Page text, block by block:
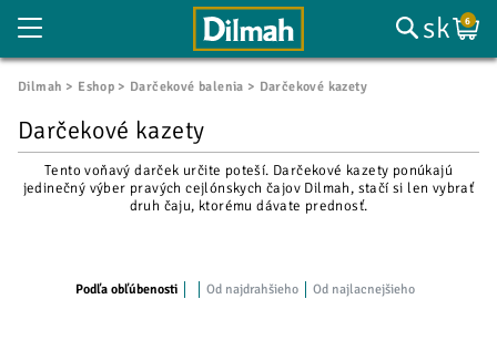
sk 6
Dilmah Eshop Darčekové balenia Darčekové kazety
Darčekové kazety
Tento voňavý darček určite poteší. Darčekové kazety ponúkajú
jedinečný výber pravých cejlónskych čajov Dilmah, stačí si len vybrať
druh čaju, ktorému dávate prednosť.
Podľa obľúbenosti Od najdrahšieho Od najlacnejšieho